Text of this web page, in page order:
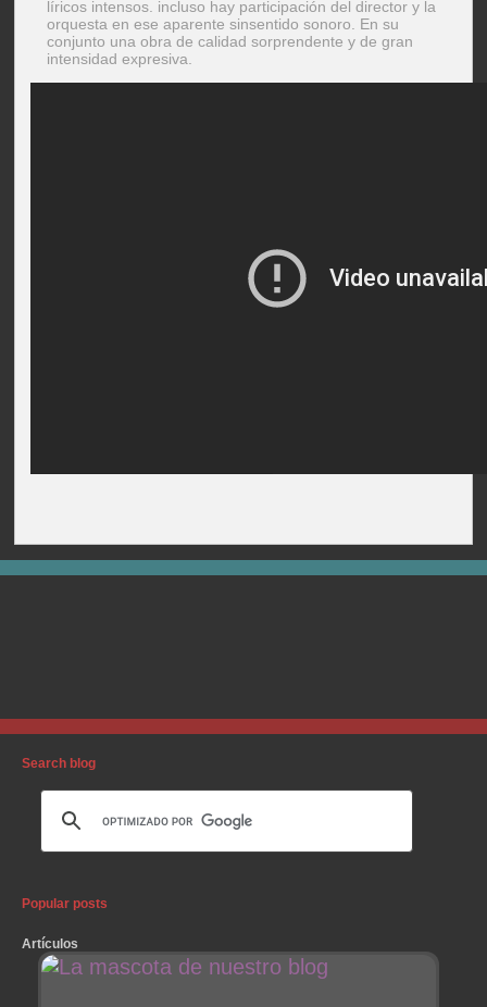
líricos intensos. incluso hay participación del director y la
orquesta en ese aparente sinsentido sonoro. En su
conjunto una obra de calidad sorprendente y de gran
intensidad expresiva.
Search blog
Popular posts
Artículos